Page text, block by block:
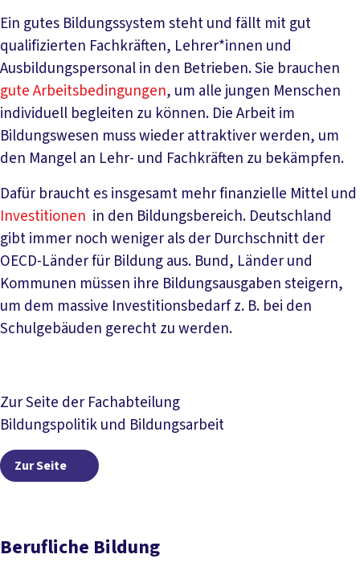
Ein gutes Bildungssystem steht und fällt mit gut
qualifizierten Fachkräften, Lehrer*innen und
Ausbildungspersonal in den Betrieben. Sie brauchen
gute Arbeitsbedingungen, um alle jungen Menschen
individuell begleiten zu können. Die Arbeit im
Bildungswesen muss wieder attraktiver werden, um
den Mangel an Lehr- und Fachkräften zu bekämpfen.
Dafür braucht es insgesamt mehr finanzielle Mittel und
Investitionen in den Bildungsbereich. Deutschland
gibt immer noch weniger als der Durchschnitt der
OECD-Länder für Bildung aus. Bund, Länder und
Kommunen müssen ihre Bildungsausgaben steigern,
um dem massive Investitionsbedarf z. B. bei den
Schulgebäuden gerecht zu werden.
Zur Seite der Fachabteilung
Bildungspolitik und Bildungsarbeit
Zur Seite Zur Seite
Berufliche Bildung